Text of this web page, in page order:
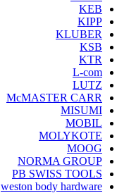
KEB
KIPP
KLUBER
KSB
KTR
L-com
LUTZ
McMASTER CARR
MISUMI
MOBIL
MOLYKOTE
MOOG
NORMA GROUP
PB SWISS TOOLS
weston body hardware